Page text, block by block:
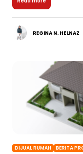
REGINA N. HELNAZ
DIJUAL RUMAH BERITA